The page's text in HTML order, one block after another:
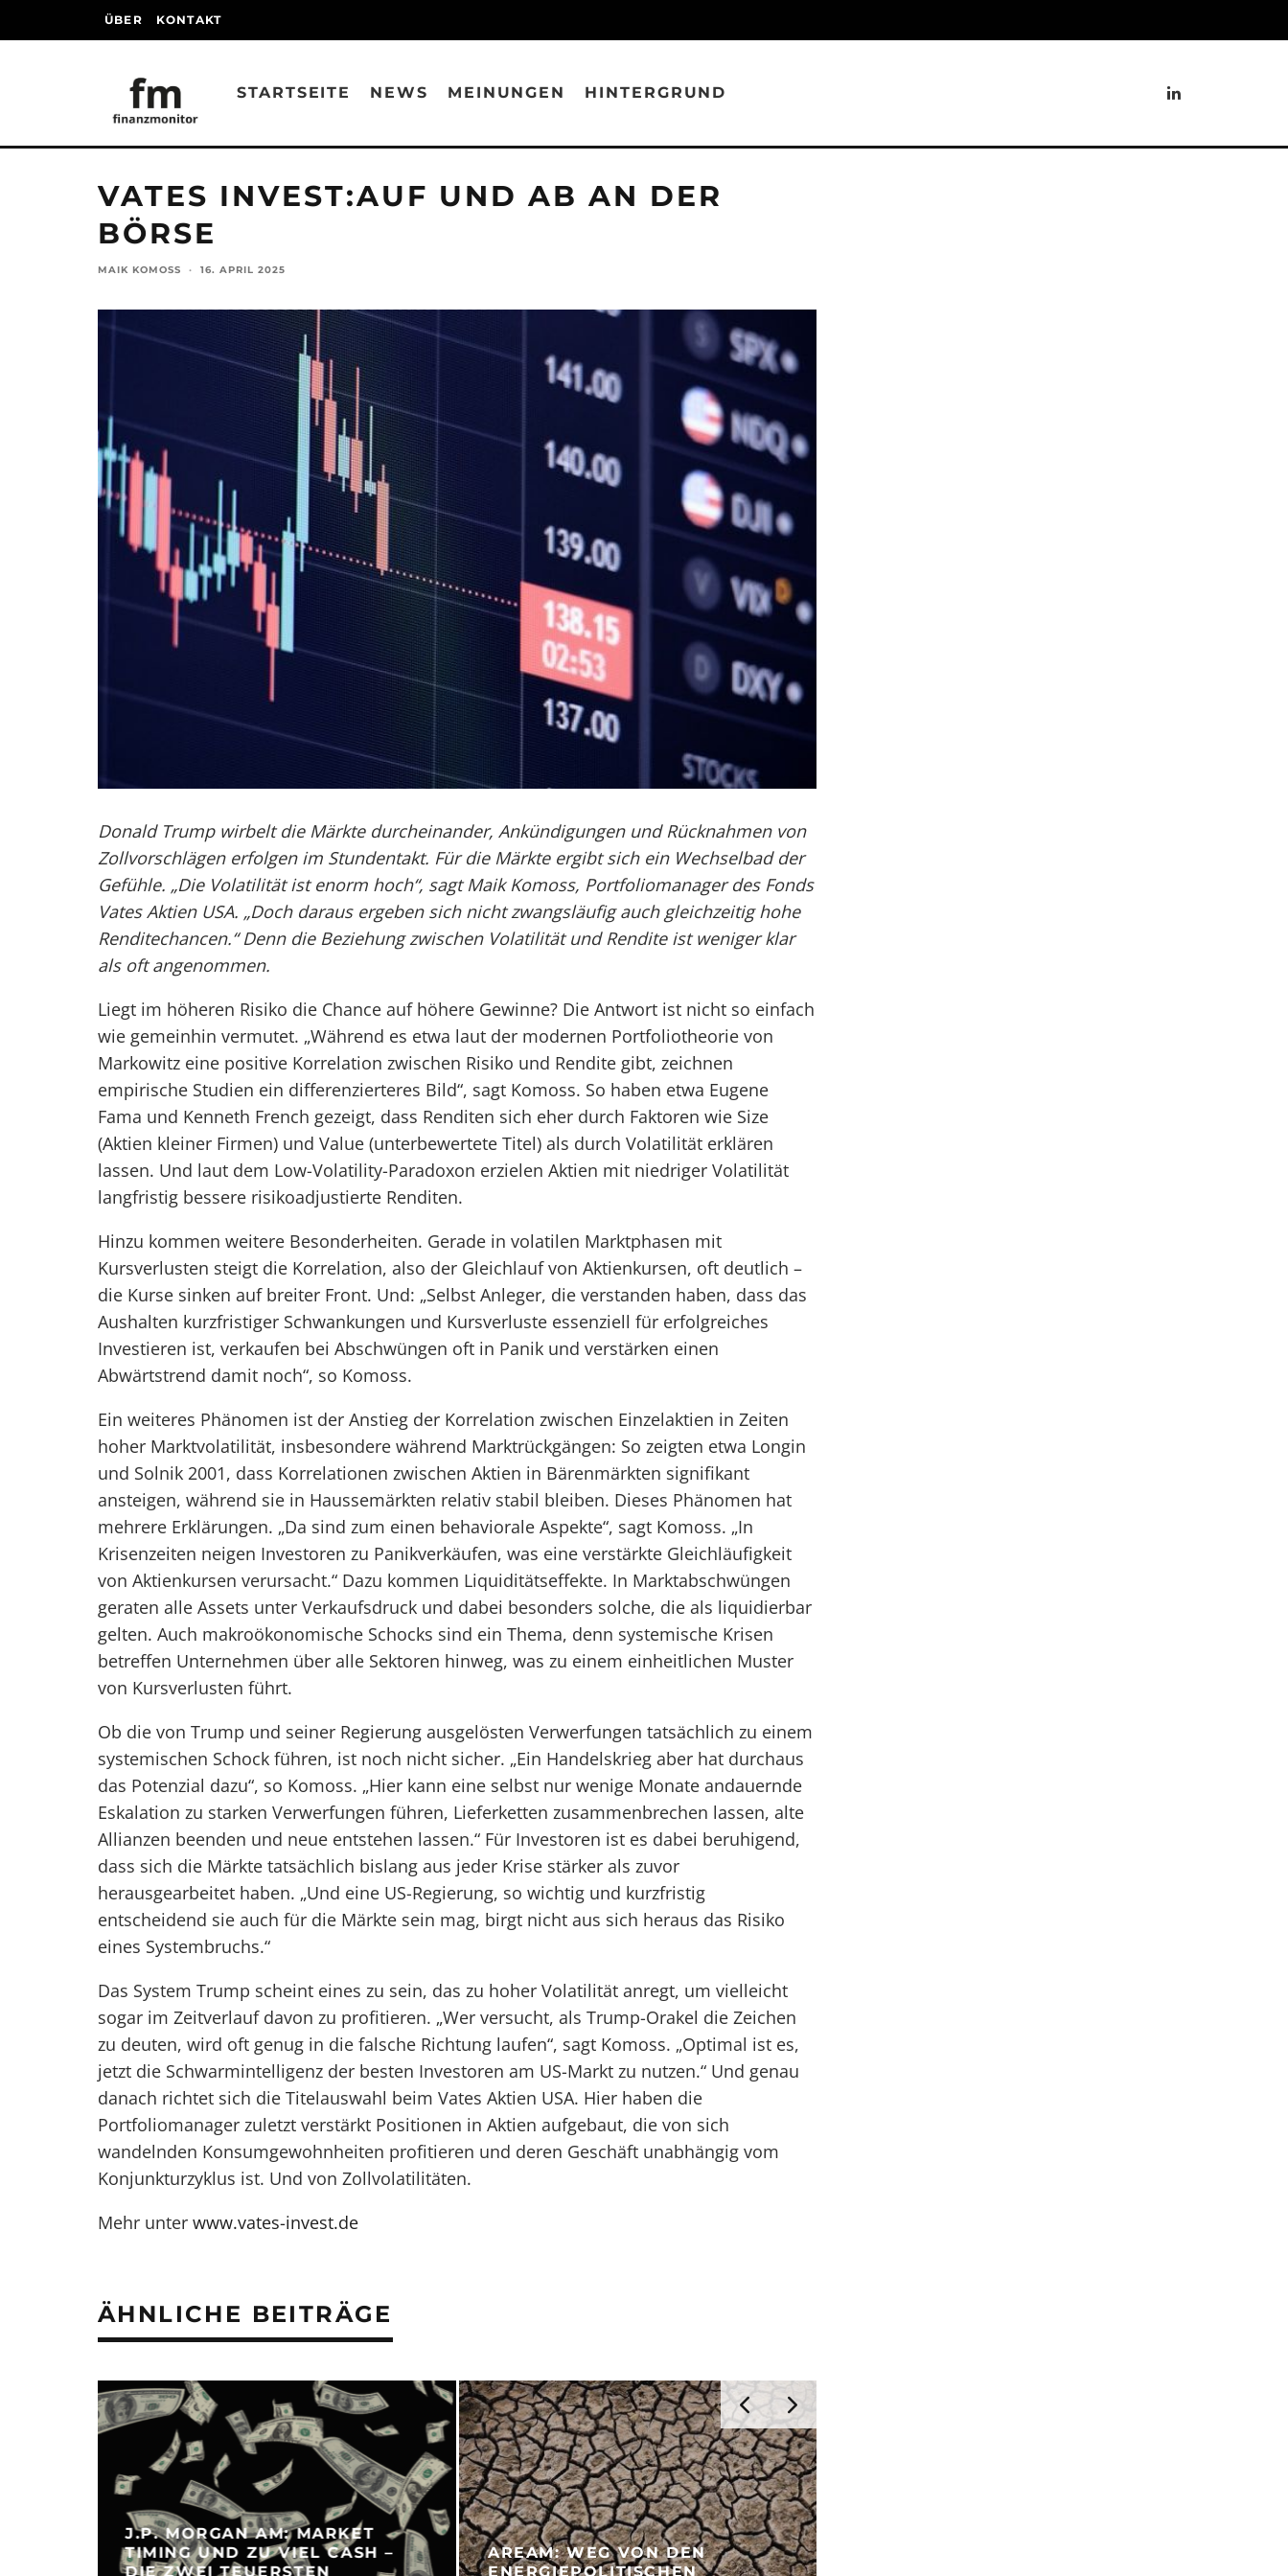
ÜBER KONTAKT
STARTSEITE NEWS MEINUNGEN HINTERGRUND
VATES INVEST:AUF UND AB AN DER
BÖRSE
MAIK KOMOSS · 16. APRIL 2025
Donald Trump wirbelt die Märkte durcheinander, Ankündigungen und Rücknahmen von
Zollvorschlägen erfolgen im Stundentakt. Für die Märkte ergibt sich ein Wechselbad der
Gefühle. „Die Volatilität ist enorm hoch“, sagt Maik Komoss, Portfoliomanager des Fonds
Vates Aktien USA. „Doch daraus ergeben sich nicht zwangsläufig auch gleichzeitig hohe
Renditechancen.“ Denn die Beziehung zwischen Volatilität und Rendite ist weniger klar
als oft angenommen.
Liegt im höheren Risiko die Chance auf höhere Gewinne? Die Antwort ist nicht so einfach
wie gemeinhin vermutet. „Während es etwa laut der modernen Portfoliotheorie von
Markowitz eine positive Korrelation zwischen Risiko und Rendite gibt, zeichnen
empirische Studien ein differenzierteres Bild“, sagt Komoss. So haben etwa Eugene
Fama und Kenneth French gezeigt, dass Renditen sich eher durch Faktoren wie Size
(Aktien kleiner Firmen) und Value (unterbewertete Titel) als durch Volatilität erklären
lassen. Und laut dem Low-Volatility-Paradoxon erzielen Aktien mit niedriger Volatilität
langfristig bessere risikoadjustierte Renditen.
Hinzu kommen weitere Besonderheiten. Gerade in volatilen Marktphasen mit
Kursverlusten steigt die Korrelation, also der Gleichlauf von Aktienkursen, oft deutlich –
die Kurse sinken auf breiter Front. Und: „Selbst Anleger, die verstanden haben, dass das
Aushalten kurzfristiger Schwankungen und Kursverluste essenziell für erfolgreiches
Investieren ist, verkaufen bei Abschwüngen oft in Panik und verstärken einen
Abwärtstrend damit noch“, so Komoss.
Ein weiteres Phänomen ist der Anstieg der Korrelation zwischen Einzelaktien in Zeiten
hoher Marktvolatilität, insbesondere während Marktrückgängen: So zeigten etwa Longin
und Solnik 2001, dass Korrelationen zwischen Aktien in Bärenmärkten signifikant
ansteigen, während sie in Haussemärkten relativ stabil bleiben. Dieses Phänomen hat
mehrere Erklärungen. „Da sind zum einen behaviorale Aspekte“, sagt Komoss. „In
Krisenzeiten neigen Investoren zu Panikverkäufen, was eine verstärkte Gleichläufigkeit
von Aktienkursen verursacht.“ Dazu kommen Liquiditätseffekte. In Marktabschwüngen
geraten alle Assets unter Verkaufsdruck und dabei besonders solche, die als liquidierbar
gelten. Auch makroökonomische Schocks sind ein Thema, denn systemische Krisen
betreffen Unternehmen über alle Sektoren hinweg, was zu einem einheitlichen Muster
von Kursverlusten führt.
Ob die von Trump und seiner Regierung ausgelösten Verwerfungen tatsächlich zu einem
systemischen Schock führen, ist noch nicht sicher. „Ein Handelskrieg aber hat durchaus
das Potenzial dazu“, so Komoss. „Hier kann eine selbst nur wenige Monate andauernde
Eskalation zu starken Verwerfungen führen, Lieferketten zusammenbrechen lassen, alte
Allianzen beenden und neue entstehen lassen.“ Für Investoren ist es dabei beruhigend,
dass sich die Märkte tatsächlich bislang aus jeder Krise stärker als zuvor
herausgearbeitet haben. „Und eine US-Regierung, so wichtig und kurzfristig
entscheidend sie auch für die Märkte sein mag, birgt nicht aus sich heraus das Risiko
eines Systembruchs.“
Das System Trump scheint eines zu sein, das zu hoher Volatilität anregt, um vielleicht
sogar im Zeitverlauf davon zu profitieren. „Wer versucht, als Trump-Orakel die Zeichen
zu deuten, wird oft genug in die falsche Richtung laufen“, sagt Komoss. „Optimal ist es,
jetzt die Schwarmintelligenz der besten Investoren am US-Markt zu nutzen.“ Und genau
danach richtet sich die Titelauswahl beim Vates Aktien USA. Hier haben die
Portfoliomanager zuletzt verstärkt Positionen in Aktien aufgebaut, die von sich
wandelnden Konsumgewohnheiten profitieren und deren Geschäft unabhängig vom
Konjunkturzyklus ist. Und von Zollvolatilitäten.
Mehr unter www.vates-invest.de
ÄHNLICHE BEITRÄGE
J.P. MORGAN AM: MARKET
TIMING UND ZU VIEL CASH –
DIE ZWEI TEUERSTEN
AREAM: WEG VON DEN
ENERGIEPOLITISCHEN